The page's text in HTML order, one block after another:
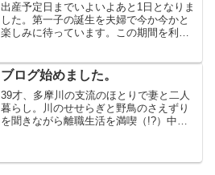
出産予定日までいよいよあと1日となりま
した。第一子の誕生を夫婦で今か今かと
楽しみに待っています。この期間を利用
ラダンで作った内窓を設置しました👏
👏 もともと手先が...
ブログ始めました。
39才、多摩川の支流のほとりで妻と二人
暮らし。川のせせらぎと野鳥のさえずり
を聞きながら離職生活を満喫（!?）中。